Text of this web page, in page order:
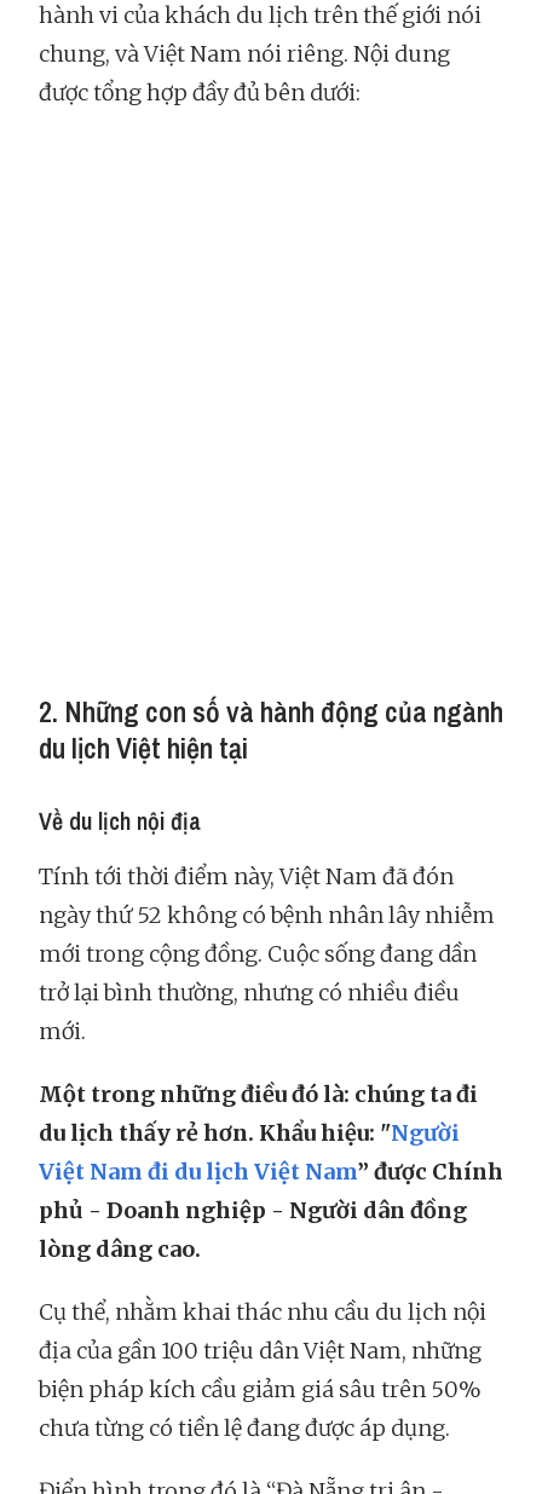
hành vi của khách du lịch trên thế giới nói
chung, và Việt Nam nói riêng. Nội dung
được tổng hợp đầy đủ bên dưới:
2. Những con số và hành động của ngành
du lịch Việt hiện tại
Về du lịch nội địa
Tính tới thời điểm này, Việt Nam đã đón
ngày thứ 52 không có bệnh nhân lây nhiễm
mới trong cộng đồng. Cuộc sống đang dần
trở lại bình thường, nhưng có nhiều điều
mới.
Một trong những điều đó là: chúng ta đi
du lịch thấy rẻ hơn. Khẩu hiệu: "Người
Việt Nam đi du lịch Việt Nam” được Chính
phủ - Doanh nghiệp - Người dân đồng
lòng dâng cao.
Cụ thể, nhằm khai thác nhu cầu du lịch nội
địa của gần 100 triệu dân Việt Nam, những
biện pháp kích cầu giảm giá sâu trên 50%
chưa từng có tiền lệ đang được áp dụng.